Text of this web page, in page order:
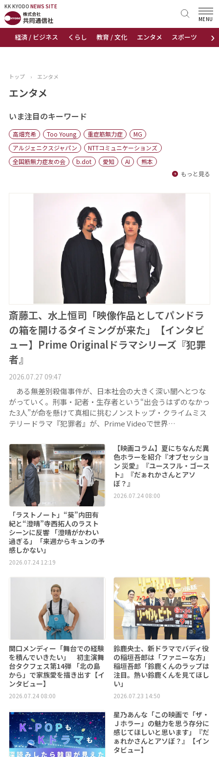
KK KYODO NEWS SITE
›
経済 / ビジネス くらし 教育 / 文化 エンタメ スポーツ 地域
MENU
KK KYODONEWS SITE
トップページ
ニュース
おすすめコンテンツ
出版物
会社概要
トップ › エンタメ
エンタメ
いま注目のキーワード
高畑充希 Too Young 重症筋無力症
MG
アルジェニクスジャパン
NTTコミュニケーションズ
全国筋無力症友の会
b.dot 愛知 AI
熊本
もっと見る
斎藤工、水上恒司「映像作品としてパンドラ
の箱を開けるタイミングが来た」【インタビ
ュー】Prime Originalドラマシリーズ『犯罪
者』
2026.07.27 09:47
ある無差別殺傷事件が、日本社会の大きく深い闇へとつな
がっていく。刑事・記者・生存者という“出会うはずのなかっ
た3人”が命を懸けて真相に挑むノンストップ・クライムミス
テリードラマ『犯罪者』が、Prime Videoで世界…
「ラストノート」“葵”内田有
紀と“澄晴”寺西拓人のラスト
シーンに反響 「澄晴がかわい
過ぎる」「来週からキュンの予
感しかない」
2026.07.24 12:19
【映画コラム】夏にちなんだ異
色ホラーを紹介『オブセッショ
ン 災愛』『ユースフル・ゴース
ト』『だぁれかさんとアソ
ぼ？』
2026.07.24 08:00
関口メンディー「舞台での経験
を積んでいきたい」 初主演舞
台タクフェス第14弾 「北の島
から」で家族愛を描き出す【イ
ンタビュー】
2026.07.24 08:00
鈴鹿央士、新ドラマでバディ役
の稲垣吾郎は「ファニーな方」
稲垣吾郎「鈴鹿くんのラップは
注目。熱い鈴鹿くんを見てほし
い」
2026.07.23 14:50
星乃あんな「この映画で「ザ・
Ｊホラー」の魅力を思う存分に
感じてほしいと思います」『だ
ぁれかさんとアソぼ？』【イン
タビュー】